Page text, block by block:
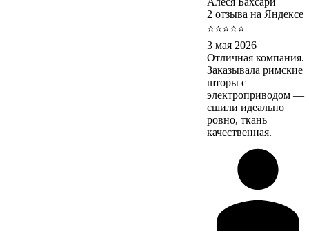
2 отзыва на Яндексе
⭐⭐⭐⭐⭐
3 мая 2026
Отличная компания.
Заказывала римские
шторы с
электроприводом —
сшили идеально
ровно, ткань
качественная.